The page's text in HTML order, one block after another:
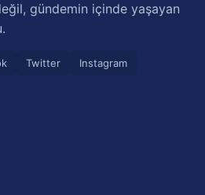
gündemin içinde yaşayan
Twitter
Instagram